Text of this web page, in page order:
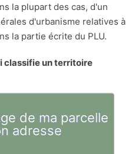
la plupart des cas, d'un
d'urbanisme relatives à
la partie écrite du PLU.
classifie un territoire
de ma parcelle
adresse